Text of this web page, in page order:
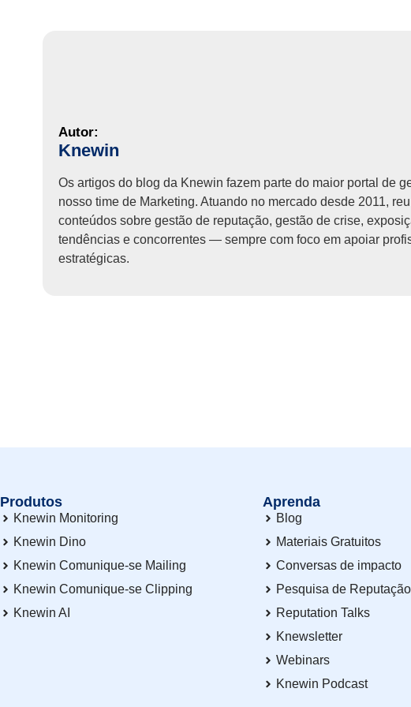
Knewin
Os artigos do blog da Knewin fazem parte do maior portal de
nosso time de Marketing. Atuando no mercado desde 2011,
conteúdos sobre gestão de reputação, gestão de crise,
tendências e concorrentes — sempre com foco em apoiar
estratégicas.
Produtos
Knewin Monitoring
Knewin Dino
Knewin Comunique-se Mailing
Knewin Comunique-se Clipping
Knewin AI
Aprenda
Blog
Materiais Gratuitos
Conversas de impacto
Pesquisa de Reputação
Reputation Talks
Knewsletter
Webinars
Knewin Podcast